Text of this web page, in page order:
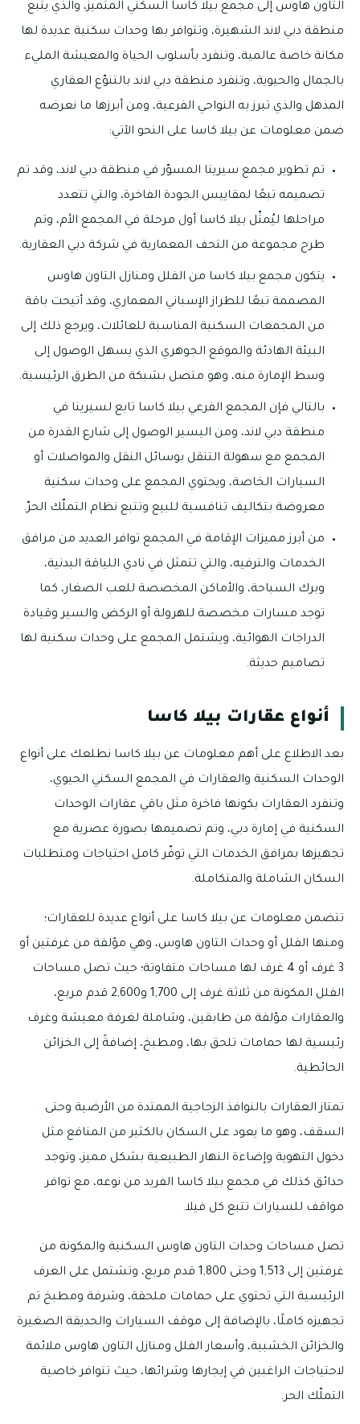
التاون هاوس إلى مجمع بيلا كاسا السكني المتميز، والذي يتبع
منطقة دبي لاند الشهيرة، وتتوافر بها وحدات سكنية عديدة لها
مكانة خاصة عالمية، وتنفرد بأسلوب الحياة والمعيشة المليء
بالجمال والحيوية، وتنفرد منطقة دبي لاند بالتنوّع العقاري
المذهل والذي تبرز به النواحي الفرعية، ومن أبرزها ما نعرضه
ضمن معلومات عن بيلا كاسا على النحو الآتي:
تم تطوير مجمع سيرينا المسوّر في منطقة دبي لاند، وقد تم
تصميمه تبعًا لمقاييس الجودة الفاخرة، والتي تتعدد
مراحلها ليُمثّل بيلا كاسا أول مرحلة في المجمع الأم، وتم
طرح مجموعة من التحف المعمارية في شركة دبي العقارية.
يتكون مجمع بيلا كاسا من الفلل ومنازل التاون هاوس
المصممة تبعًا للطراز الإسباني المعماري، وقد أتيحت باقة
من المجمعات السكنية المناسبة للعائلات، ويرجع ذلك إلى
البيئة الهادئة والموقع الجوهري الذي يسهل الوصول إلى
وسط الإمارة منه، وهو متصل بشبكة من الطرق الرئيسية.
بالتالي فإن المجمع الفرعي بيلا كاسا تابع لسيرينا في
منطقة دبي لاند، ومن اليسير الوصول إلى شارع القدرة من
المجمع مع سهولة التنقل بوسائل النقل والمواصلات أو
السيارات الخاصة، ويحتوي المجمع على وحدات سكنية
معروضة بتكاليف تنافسية للبيع وتتبع نظام التملّك الحرّ.
من أبرز مميزات الإقامة في المجمع توافر العديد من مرافق
الخدمات والترفيه، والتي تتمثل في نادي اللياقة البدنية،
وبرك السباحة، والأماكن المخصصة للعب الصغار، كما
توجد مسارات مخصصة للهرولة أو الركض والسير وقيادة
الدراجات الهوائية، ويشتمل المجمع على وحدات سكنية لها
تصاميم حديثة.
أنواع عقارات بيلا كاسا
بعد الاطلاع على أهم معلومات عن بيلا كاسا نطلعك على أنواع
الوحدات السكنية والعقارات في المجمع السكني الحيوي،
وتنفرد العقارات بكونها فاخرة مثل باقي عقارات الوحدات
السكنية في إمارة دبي، وتم تصميمها بصورة عصرية مع
تجهيزها بمرافق الخدمات التي توفّر كامل احتياجات ومتطلبات
السكان الشاملة والمتكاملة.
تتضمن معلومات عن بيلا كاسا على أنواع عديدة للعقارات؛
ومنها الفلل أو وحدات التاون هاوس، وهي مؤلفة من غرفتين أو
3 غرف أو 4 غرف لها مساحات متفاوتة؛ حيث تصل مساحات
الفلل المكونة من ثلاثة غرف إلى 1,700 و2,600 قدم مربع،
والعقارات مؤلفة من طابقين، وشاملة لغرفة معيشة وغرف
رئيسية لها حمامات تلحق بها، ومطبخ، إضافةً إلى الخزائن
الحائطية.
تمتاز العقارات بالنوافذ الزجاجية الممتدة من الأرضية وحتى
السقف، وهو ما يعود على السكان بالكثير من المنافع مثل
دخول التهوية وإضاءة النهار الطبيعية بشكل مميز، وتوجد
حدائق كذلك في مجمع بيلا كاسا الفريد من نوعه، مع توافر
مواقف للسيارات تتبع كل فيلا.
تصل مساحات وحدات التاون هاوس السكنية والمكونة من
غرفتين إلى 1,513 وحتى 1,800 قدم مربع، وتشتمل على الغرف
الرئيسية التي تحتوي على حمامات ملحقة، وشرفة ومطبخ تم
تجهيزه كاملًا، بالإضافة إلى موقف السيارات والحديقة الصغيرة
والخزائن الخشبية، وأسعار الفلل ومنازل التاون هاوس ملائمة
لاحتياجات الراغبين في إيجارها وشرائها، حيث تتوافر خاصية
التملّك الحر.